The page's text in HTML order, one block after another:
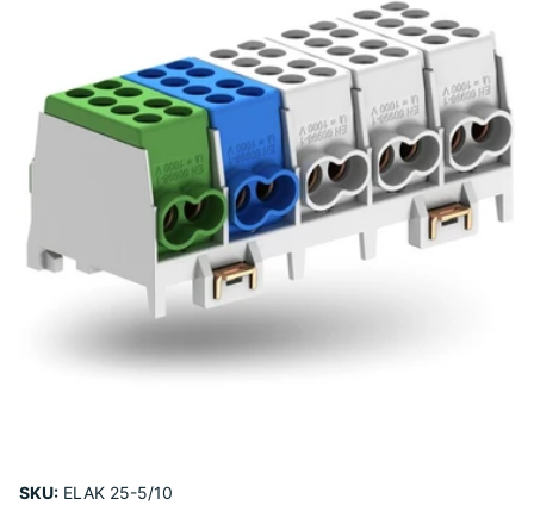
SKU: ELAK 25-5/10